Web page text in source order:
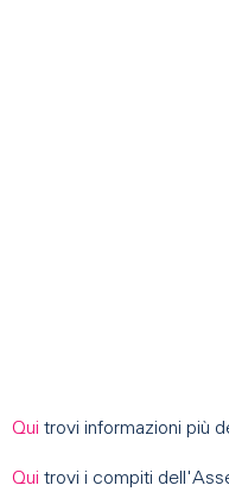
Qui trovi informazioni più
Qui trovi i compiti